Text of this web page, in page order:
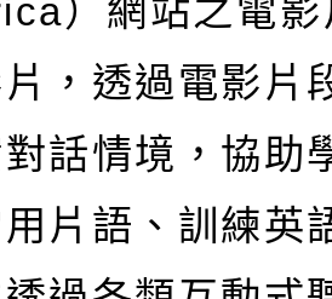
）網站之電
，透過電影片
話情境，協助
片語、訓練英